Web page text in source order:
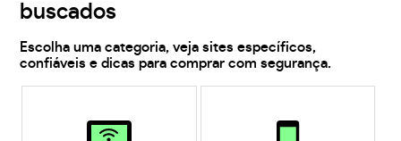
buscados
Escolha uma categoria, veja sites específicos,
confiáveis e dicas para comprar com segurança.